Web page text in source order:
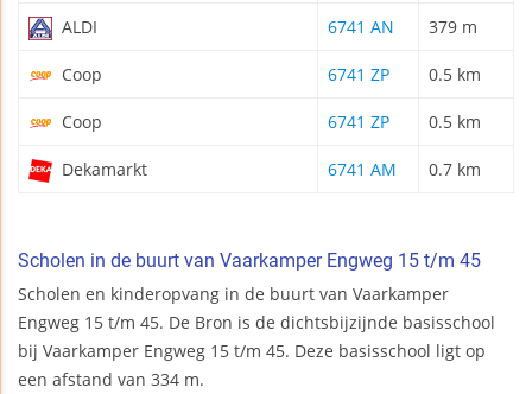
ALDI 6741 AN 379 m
Coop 6741 ZP 0.5 km
Coop 6741 ZP 0.5 km
Dekamarkt 6741 AM 0.7 km
Scholen in de buurt van Vaarkamper Engweg 15 t/m 45
Scholen en kinderopvang in de buurt van Vaarkamper
Engweg 15 t/m 45. De Bron is de dichtsbijzijnde basisschool
bij Vaarkamper Engweg 15 t/m 45. Deze basisschool ligt op
een afstand van 334 m.